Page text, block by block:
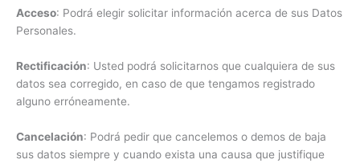
Acceso: Podrá elegir solicitar información acerca de sus Datos
Personales.
Rectificación: Usted podrá solicitarnos que cualquiera de sus
datos sea corregido, en caso de que tengamos registrado
alguno erróneamente.
Cancelación: Podrá pedir que cancelemos o demos de baja
sus datos siempre y cuando exista una causa que justifique